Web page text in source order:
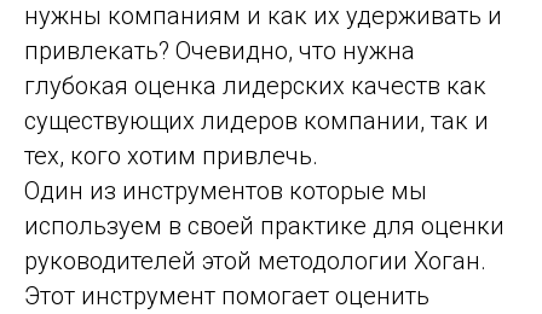
нужны компаниям и как их удерживать и
привлекать? Очевидно, что нужна
глубокая оценка лидерских качеств как
существующих лидеров компании, так и
тех, кого хотим привлечь.
Один из инструментов которые мы
используем в своей практике для оценки
руководителей этой методологии Хоган.
Этот инструмент помогает оценить